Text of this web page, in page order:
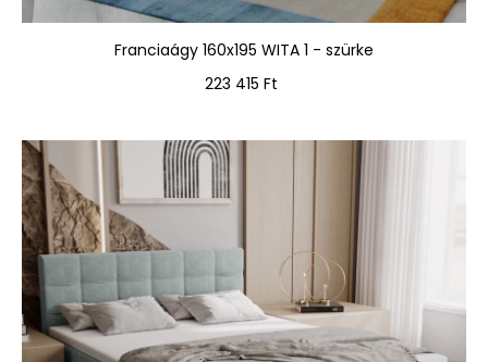
Franciaágy 160x195 WITA 1 - szürke
Ár
223 415 Ft